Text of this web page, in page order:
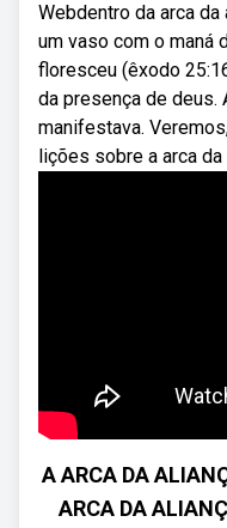
Webdentro da arca
um vaso com o maná
floresceu (êxodo
da presença de deus.
manifestava.
lições sobre a arca da
A ARCA DA
ARCA DA